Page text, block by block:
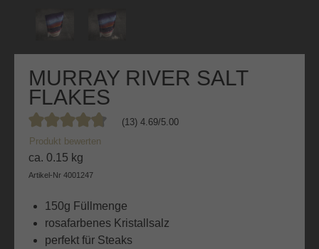
MURRAY RIVER SALT
FLAKES
Durchschnittliche Bewertung von 4.6 von 5 Sternen
(13) 4.69/5.00
Produkt bewerten
ca. 0.15 kg
Artikel-Nr 4001247
150g Füllmenge
rosafarbenes Kristallsalz
perfekt für Steaks